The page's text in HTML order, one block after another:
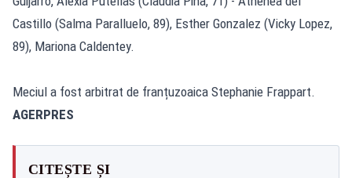
Castillo (Salma Paralluelo, 89), Esther Gonzalez (Vicky Lopez,
89), Mariona Caldentey.
Meciul a fost arbitrat de franțuzoaica Stephanie Frappart.
AGERPRES
CITEȘTE ȘI